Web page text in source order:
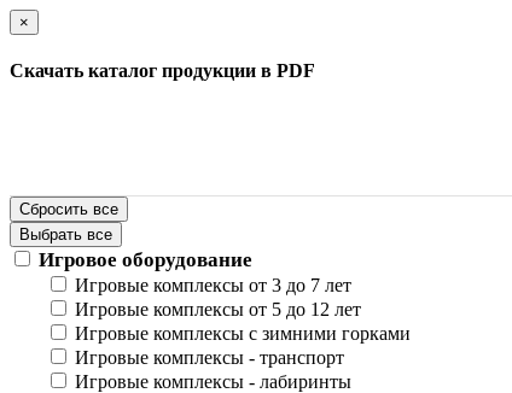
×
Скачать каталог продукции в PDF
Сбросить все
Выбрать все
Игровое оборудование
Игровые комплексы от 3 до 7 лет
Игровые комплексы от 5 до 12 лет
Игровые комплексы с зимними горками
Игровые комплексы - транспорт
Игровые комплексы - лабиринты